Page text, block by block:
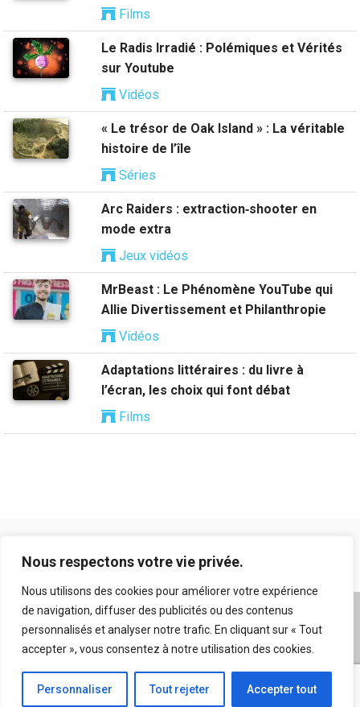
Nous respectons votre vie privée.
Nous utilisons des cookies pour améliorer votre expérience
de navigation, diffuser des publicités ou des contenus
personnalisés et analyser notre trafic. En cliquant sur « Tout
accepter », vous consentez à notre utilisation des cookies.
Personnaliser Tout rejeter Accepter tout
Films
Le Radis Irradié : Polémiques et Vérités
sur Youtube
Vidéos
« Le trésor de Oak Island » : La véritable
histoire de l’île
Séries
Arc Raiders : extraction‑shooter en
mode extra
Jeux vidéos
MrBeast : Le Phénomène YouTube qui
Allie Divertissement et Philanthropie
Vidéos
Adaptations littéraires : du livre à
l’écran, les choix qui font débat
Films
A propos|Mentions légales|Conditions générales
d’utilisation|Flux RSS| Nos auteurs|Archives|
Suggestion de contenu
© 2026 Copyright